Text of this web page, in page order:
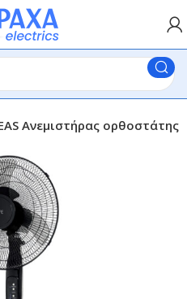
Ανεμιστήρας ορθοστάτης